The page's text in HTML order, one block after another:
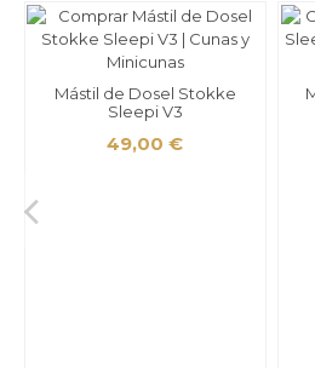
Mástil de Dosel Stokke
Sleepi V3
49,00 €